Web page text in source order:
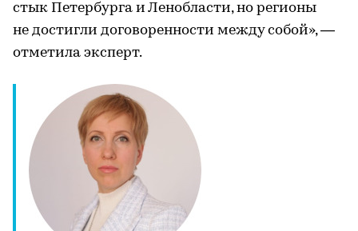
стык Петербурга и Ленобласти, но регионы
не достигли договоренности между собой», —
отметила эксперт.